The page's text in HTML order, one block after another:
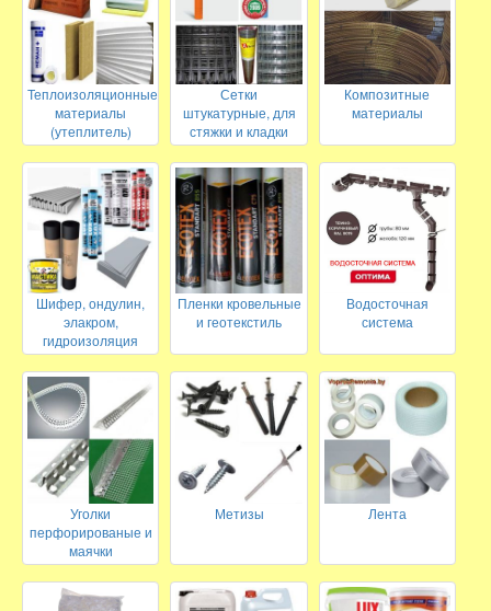
Теплоизоляционные
материалы
(утеплитель)
Сетки
штукатурные, для
стяжки и кладки
Композитные
материалы
Шифер, ондулин,
элакром,
гидроизоляция
Пленки кровельные
и геотекстиль
Водосточная
система
Уголки
перфорированые и
маячки
Метизы Лента